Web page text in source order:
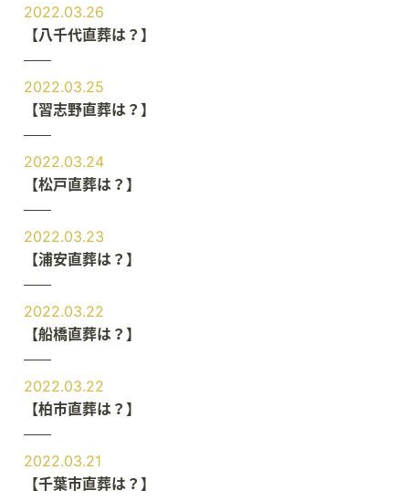
2022.03.26
【八千代直葬は？】
2022.03.25
【習志野直葬は？】
2022.03.24
【松戸直葬は？】
2022.03.23
【浦安直葬は？】
2022.03.22
【船橋直葬は？】
2022.03.22
【柏市直葬は？】
2022.03.21
【千葉市直葬は？】